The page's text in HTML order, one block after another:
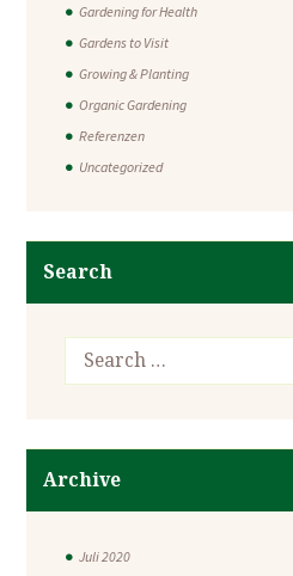
Gardening for Health
Gardens to Visit
Growing & Planting
Organic Gardening
Referenzen
Uncategorized
Search
Archive
Juli 2020